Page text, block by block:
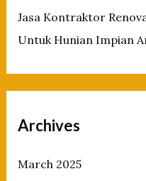
Jasa Kontraktor
Untuk Hunian Impian
Archives
March 2025